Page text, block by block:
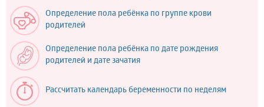
Определение пола ребёнка по группе крови
родителей
Определение пола ребёнка по дате рождения
родителей и дате зачатия
Рассчитать календарь беременности по неделям